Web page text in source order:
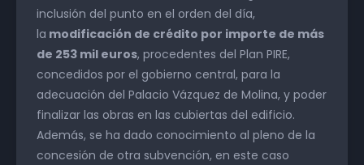
inclusión del punto en el orden del día,
la modificación de crédito por importe de más
de 253 mil euros, procedentes del Plan PIRE,
concedidos por el gobierno central, para la
adecuación del Palacio Vázquez de Molina, y poder
finalizar las obras en las cubiertas del edificio.
Además, se ha dado conocimiento al pleno de la
concesión de otra subvención, en este caso